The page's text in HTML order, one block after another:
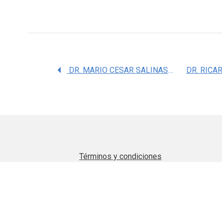
DR. MARIO CESAR SALINAS CARMONA
Términos y condiciones